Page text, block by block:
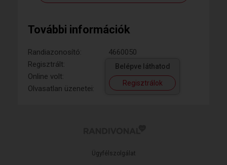
További információk
Randiazonosító:
4660050
Regisztrált:
Online volt:
Olvasatlan üzenetei:
Belépve láthatod
Regisztrálok
Ügyfélszolgálat